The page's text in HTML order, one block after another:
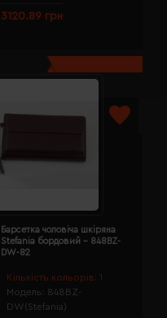
3120.89 грн
Кількість кольорів: 1
Модель: 848BZ-
DW(Stefania)
Барсетка чоловіча шкіряна
Stefania бордовий - 848BZ-
DW-82